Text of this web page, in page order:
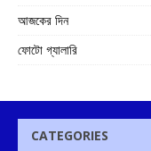
আজকের দিন
ফোটো গ্যালারি
CATEGORIES